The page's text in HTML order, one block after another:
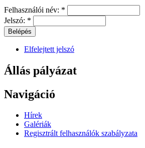
Felhasználói név: *
Jelszó: *
Elfelejtett jelszó
Állás pályázat
Navigáció
Hírek
Galériák
Regisztrált felhasználók szabályzata